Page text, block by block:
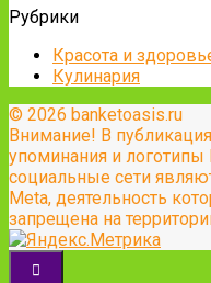
Рубрики
Красота и
Кулинария
© 2026 banketoasis.ru
Внимание! В
упоминания и
социальные сети
Meta, деятельность
запрещена на